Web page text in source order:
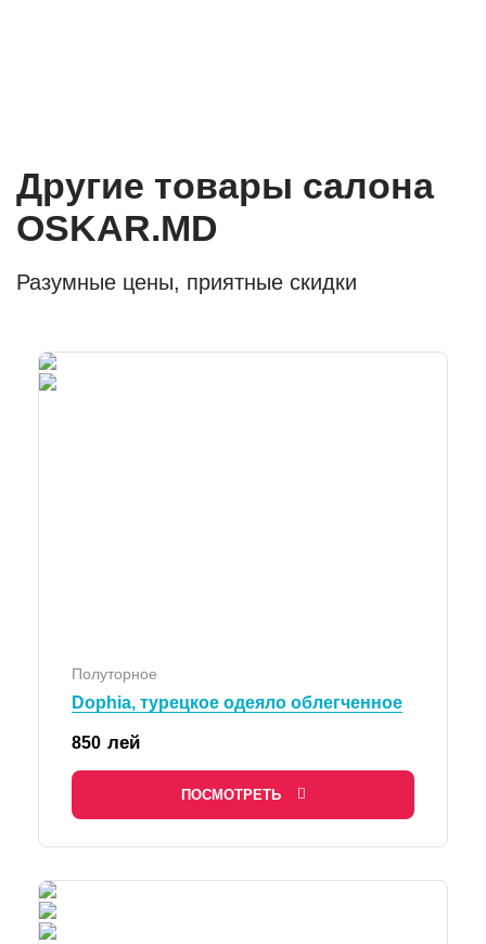
Другие товары салона
OSKAR.MD
Разумные цены, приятные скидки
Полуторное
Dophia, турецкое одеяло облегченное
850 лей
ПОСМОТРЕТЬ